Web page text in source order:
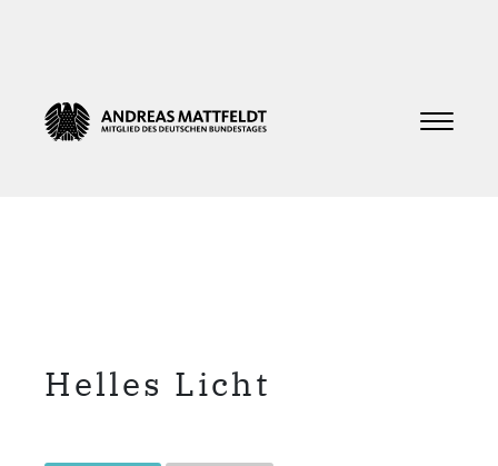
Helles Licht